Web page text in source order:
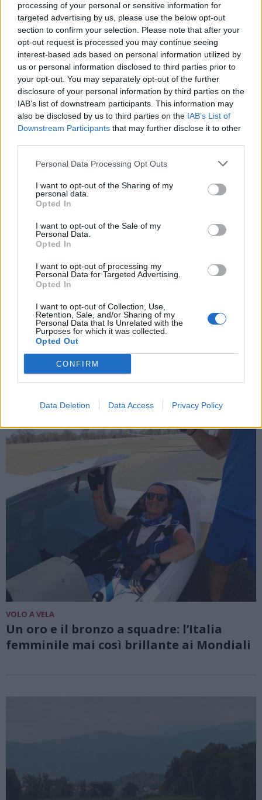
processing of your personal or sensitive information for
targeted advertising by us, please use the below opt-out
section to confirm your selection. Please note that after your
opt-out request is processed you may continue seeing
interest-based ads based on personal information utilized by
us or personal information disclosed to third parties prior to
your opt-out. You may separately opt-out of the further
disclosure of your personal information by third parties on the
IAB’s list of downstream participants. This information may
also be disclosed by us to third parties on the IAB’s List of
Downstream Participants that may further disclose it to other
Personal Data Processing Opt Outs
I want to opt-out of the Sharing of my
personal data.
Opted In
I want to opt-out of the Sale of my
Personal Data.
Opted In
I want to opt-out of processing my
Personal Data for Targeted Advertising.
Opted In
I want to opt-out of Collection, Use,
Retention, Sale, and/or Sharing of my
Personal Data that Is Unrelated with the
Purposes for which it was collected.
Opted Out
CONFIRM
Data Deletion Data Access Privacy Policy
VARESE
Pronto il nuovo servoscala, l’Aeroclub
Adele Orsi dice addio all’ultima barriera
architettonica
Inaugurato il nuovo servoscala all’Aeroclub Adele
Orsi di Calcinate del Pesce
BUGUGGIATE
Aliante in acqua nel lago di Varese,
salvati da un gommone passeggero e
Il recupero dell’aliante caduto nel lago di Varese
VOLO A VELA
Un oro e il bronzo a squadre: l’Italia
femminile mai così brillante ai Mondiali